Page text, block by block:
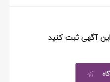
این آگهی ثبت کنید